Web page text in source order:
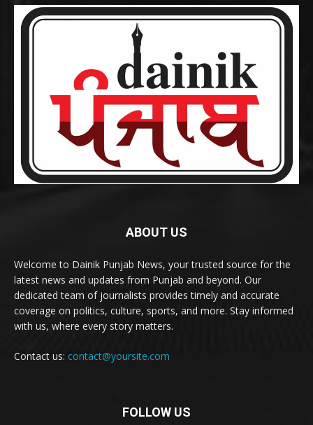
ABOUT US
Welcome to Dainik Punjab News, your trusted source for the
latest news and updates from Punjab and beyond. Our
dedicated team of journalists provides timely and accurate
coverage on politics, culture, sports, and more. Stay informed
with us, where every story matters.
Contact us: contact@yoursite.com
FOLLOW US